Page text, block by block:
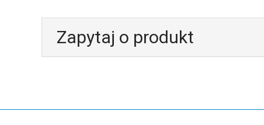
Zapytaj o produkt